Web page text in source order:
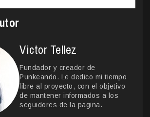
Victor Tellez
Fundador y creador de
Punkeando. Le dedico mi tiempo
libre al proyecto, con el objetivo
de mantener informados a los
seguidores de la pagina.